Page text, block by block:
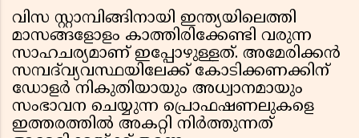
വിസ സ്റ്റാമ്പിങ്ങിനായി ഇന്ത്യയിലെത്തി
മാസങ്ങളോളം കാത്തിരിക്കേണ്ടി വരുന്ന
സാഹചര്യമാണ് ഇപ്പോഴുള്ളത്. അമേരിക്കൻ
സമ്പദ്‌വ്യവസ്ഥയിലേക്ക് കോടിക്കണക്കിന്
ഡോളർ നികുതിയായും അധ്വാനമായും
സംഭാവന ചെയ്യുന്ന പ്രൊഫഷണലുകളെ
ഇത്തരത്തിൽ അകറ്റി നിർത്തുന്നത്